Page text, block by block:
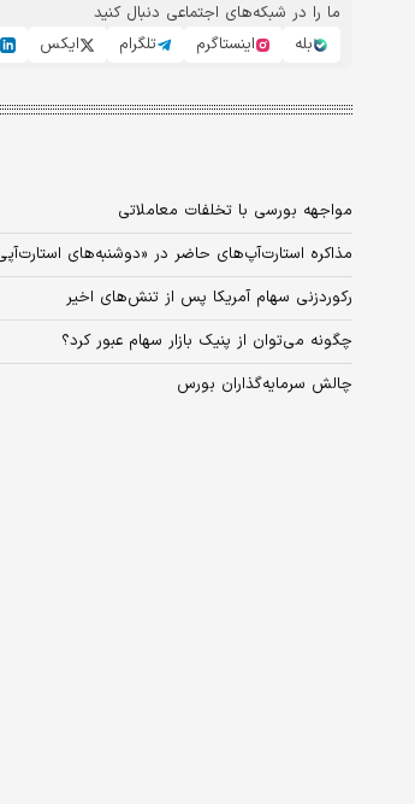
ما را در شبکه‌های اجتماعی دنبال کنید
بله
اینستاگرم تلگرام ایکس
مواجهه بورسی با تخلفات معاملاتی
مذاکره استارت‌آپ‌های حاضر در «دوشنبه‌های
رکوردزنی سهام آمریکا پس از تنش‌های اخیر
چگونه می‌توان از پنیک بازار سهام عبور کرد؟
چالش سرمایه‌گذاران بورس